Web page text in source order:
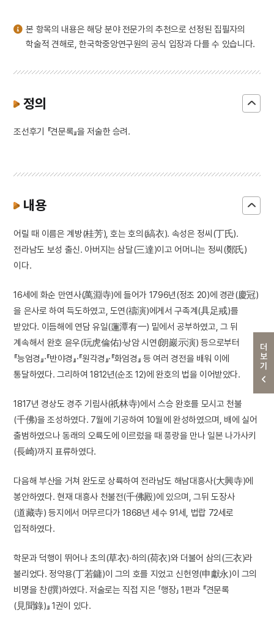
더보기
본 항목의 내용은 해당 분야 전문가의 추천으로 선정된 집필자의
학술적 견해로, 한국학중앙연구원의 공식 입장과 다를 수 있습니다.
정의
조선후기 『견문록』을 저술한 승려.
내용
어릴 때 이름은 계방(桂芳), 호는 호의(縞衣). 속성은 정씨(丁氏).
전라남도 보성 출신. 아버지는 삼달(三達)이고 어머니는 정씨(鄭氏)
이다.
16세에 화순 만연사(萬淵寺)에 들어가 1796년(정조 20)에 경관(慶冠)
을 은사로 하여 득도하였고, 도연(禱演)에게서 구족계(具足戒)를
받았다. 이듬해에 연담 유일(蓮潭有一) 밑에서 공부하였고, 그 뒤
계속해서 완호 윤우(玩虎倫佑)·낭암 시연(朗巖示演) 등으로부터
『능엄경』·『반야경』·『원각경』·『화엄경』 등 여러 경전을 배워 이에
통달하였다. 그리하여 1812년(순조 12)에 완호의 법을 이어받았다.
1817년 경상도 경주 기림사(祇林寺)에서 스승 완호를 모시고 천불
(千佛)을 조성하였다. 7월에 기공하여 10월에 완성하였으며, 배에 실어
출범하였으나 동래의 오륙도에 이르렀을 때 풍랑을 만나 일본 나가사키
(長崎)까지 표류하였다.
다음해 부산을 거쳐 완도로 상륙하여 전라남도 해남대흥사(大興寺)에
봉안하였다. 현재 대흥사 천불전(千佛殿)에 있으며, 그뒤 도장사
(道藏寺) 등지에서 머무르다가 1868년 세수 91세, 법랍 72세로
입적하였다.
학문과 덕행이 뛰어나 초의(草衣)·하의(荷衣)와 더불어 삼의(三衣)라
불리었다. 정약용(丁若鏞)이 그의 호를 지었고 신헌영(申獻永)이 그의
비명을 찬(撰)하였다. 저술로는 직접 지은 「행장」 1편과 『견문록
(見聞錄)』 1권이 있다.